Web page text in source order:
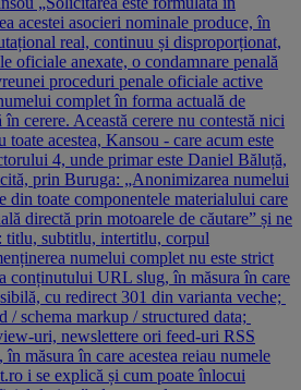
acestei asocieri nominale produce, în
real, continuu și disproporționat,
oficiale anexate, o condamnare penală
proceduri penale oficiale active
complet în forma actuală de
cerere. Această cerere nu contestă nici
acestea, Kansou - care acum este
4, unde primar este Daniel Băluță,
prin Buruga: „Anonimizarea numelui
din toate componentele materialului care
directă prin motoarele de căutare” și ne
titlu, subtitlu, intertitlu, corpul
numelui complet nu este strict
conținutului URL slug, în măsura în care
cu redirect 301 din varianta veche;
schema markup / structured data;
uri, newslettere ori feed-uri RSS
măsura în care acestea reiau numele
i se explică și cum poate înlocui